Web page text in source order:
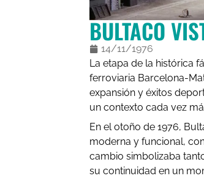
BULTACO
14/11/1976
La etapa de la histórica
ferroviaria Barcelona-
expansión y éxitos
un contexto cada vez
En el otoño de 1976,
moderna y funcional,
cambio simbolizaba
su continuidad en un